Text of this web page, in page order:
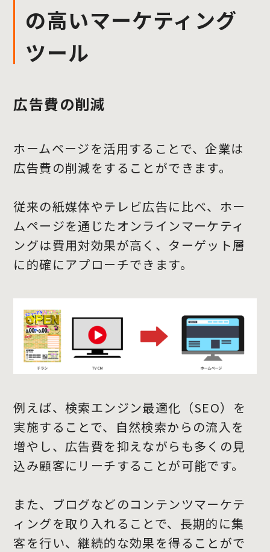
の高いマーケティング
ツール
広告費の削減
ホームページを活用することで、企業は
広告費の削減をすることができます。
従来の紙媒体やテレビ広告に比べ、ホー
ムページを通じたオンラインマーケティ
ングは費用対効果が高く、ターゲット層
に的確にアプローチできます。
例えば、検索エンジン最適化（SEO）を
実施することで、自然検索からの流入を
増やし、広告費を抑えながらも多くの見
込み顧客にリーチすることが可能です。
また、ブログなどのコンテンツマーケテ
ィングを取り入れることで、長期的に集
客を行い、継続的な効果を得ることがで